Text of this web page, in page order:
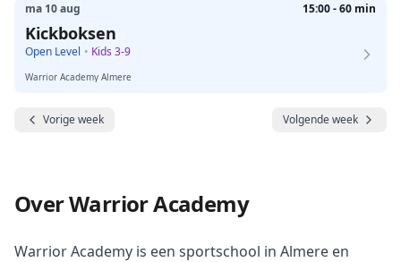
ma 10 aug 15:00 - 60 min
Kickboksen
Open Level • Kids 3-9
Warrior Academy Almere
Vorige week Volgende week
Over Warrior Academy
Warrior Academy is een sportschool in Almere en